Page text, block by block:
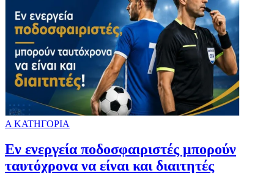
Α ΚΑΤΗΓΟΡΙΑ
Εν ενεργεία ποδοσφαιριστές μπορούν
ταυτόχρονα να είναι και διαιτητές